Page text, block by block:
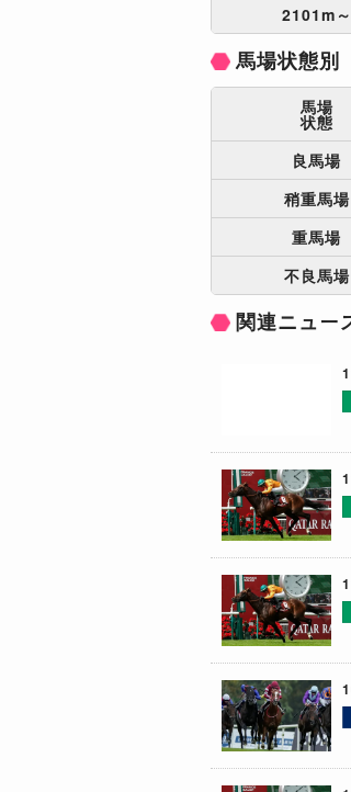
2101m～
馬場状態別
馬場
状態
良馬場
稍重馬場
重馬場
不良馬場
関連ニュー